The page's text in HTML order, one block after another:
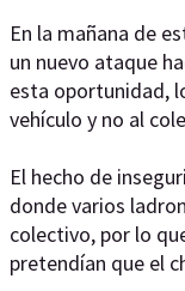
En la mañana de
un nuevo ataque
esta oportunidad,
vehículo y no al
El hecho de
donde varios
colectivo, por lo
pretendían que el